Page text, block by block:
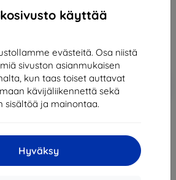
käyttää
evästeitä. Osa niistä
sivuston asianmukaisen
kun taas toiset auttavat
kävijäliikennettä sekä
sisältöä ja mainontaa.
Hyväksy
€
Lisää
ostoskoriin